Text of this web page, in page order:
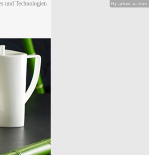
und Technologien
Hy-phen-a-tion